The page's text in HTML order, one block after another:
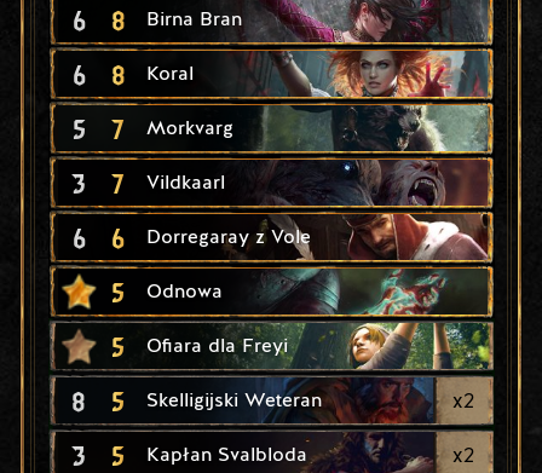
6 8 Birna Bran
6 8 Koral
5 7 Morkvarg
3 7 Vildkaarl
6 6 Dorregaray z Vole
5 Odnowa
5 Ofiara dla Freyi
8 5 Skelligijski Weteran x2
3 5 Kapłan Svalbloda x2